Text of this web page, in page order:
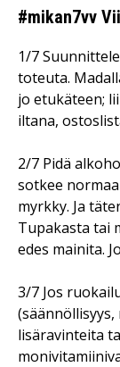
#mikan7vv
1/7
toteuta.
jo etukäteen;
iltana,
2/7 Pidä
sotkee
myrkky. Ja
Tupakasta tai
edes mainita.
3/7 Jos
lisäravinteita